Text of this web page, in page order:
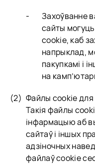
Захоўванне
сайты
cookie, каб
напрыклад,
пакупкамі і
на
Файлы cookie для
Такія файлы
інфармацыю аб
сайтаў і іншых
адзіночных
файлаў cookie